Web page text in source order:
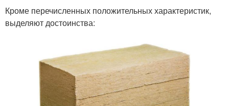
Кроме перечисленных положительных характеристик,
выделяют достоинства: